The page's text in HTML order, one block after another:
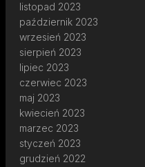
listopad 2023
październik 2023
wrzesień 2023
sierpień 2023
lipiec 2023
czerwiec 2023
maj 2023
kwiecień 2023
marzec 2023
styczeń 2023
grudzień 2022